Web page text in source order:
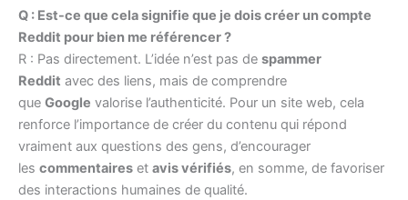
Q : Est-ce que cela signifie que je dois créer un compte
Reddit pour bien me référencer ?
R : Pas directement. L’idée n’est pas de spammer
Reddit avec des liens, mais de comprendre
que Google valorise l’authenticité. Pour un site web, cela
renforce l’importance de créer du contenu qui répond
vraiment aux questions des gens, d’encourager
les commentaires et avis vérifiés, en somme, de favoriser
des interactions humaines de qualité.